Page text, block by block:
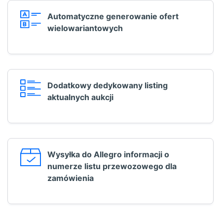
Automatyczne generowanie ofert
wielowariantowych
Dodatkowy dedykowany listing
aktualnych aukcji
Wysyłka do Allegro informacji o
numerze listu przewozowego dla
zamówienia